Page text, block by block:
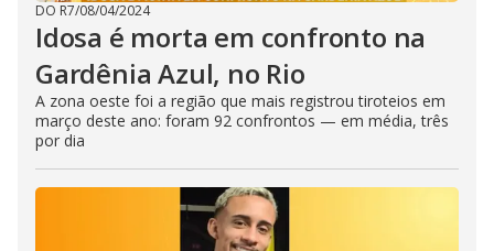
DO R7/08/04/2024
Idosa é morta em confronto na
Gardênia Azul, no Rio
A zona oeste foi a região que mais registrou tiroteios em
março deste ano: foram 92 confrontos — em média, três
por dia